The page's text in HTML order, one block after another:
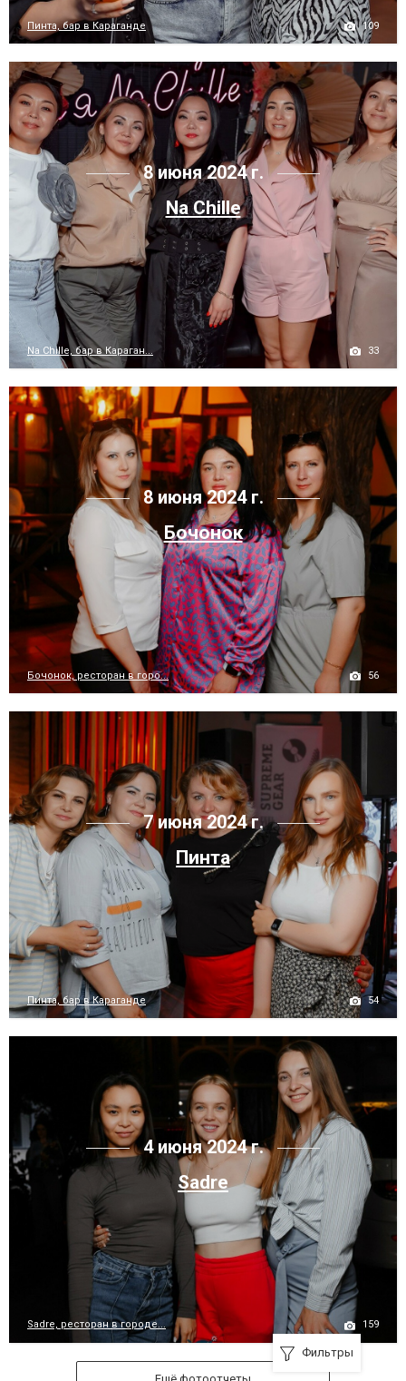
Пинта, бар в Караганде 109
8 июня 2024 г.
Na Chille
Na Chille, бар в Караган... 33
8 июня 2024 г.
Бочонок
Бочонок, ресторан в горо... 56
7 июня 2024 г.
Пинта
Пинта, бар в Караганде 54
4 июня 2024 г.
Sadre
Sadre, ресторан в городе... 159
Фильтры